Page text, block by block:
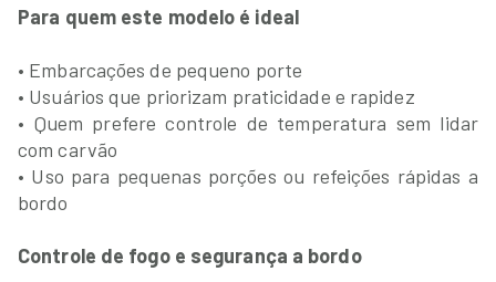
Para quem este modelo é ideal
• Embarcações de pequeno porte
• Usuários que priorizam praticidade e rapidez
• Quem prefere controle de temperatura sem lidar
com carvão
• Uso para pequenas porções ou refeições rápidas a
bordo
Controle de fogo e segurança a bordo